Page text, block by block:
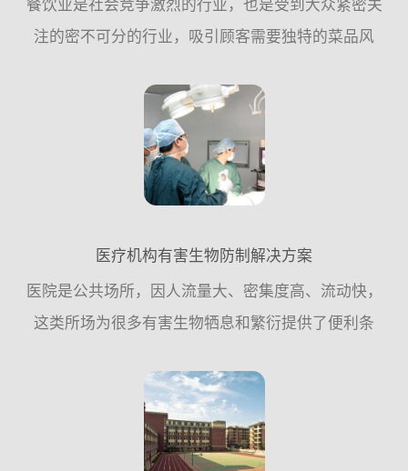
餐饮业是社会竞争激烈的行业，也是受到大众紧密关
注的密不可分的行业，吸引顾客需要独特的菜品风
往可能只需要一粒小小的“老鼠屎”。餐饮业与食品密
不可分的关系，...
医疗机构有害生物防制解决方案
医院是公共场所，因人流量大、密集度高、流动快，
这类所场为很多有害生物牺息和繁衍提供了便利条
循从源头控制的原则，更多的需要从日常工作中采取
预防措施，尽量少用...